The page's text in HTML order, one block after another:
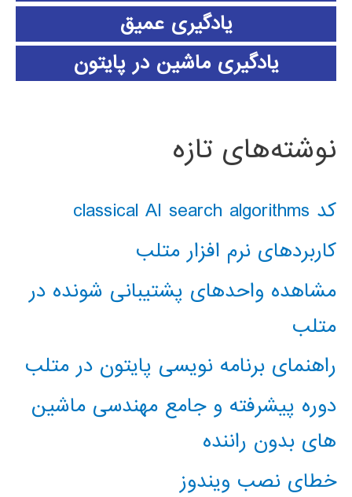
یادگیری عمیق
یادگیری ماشین در پایتون
نوشته‌های تازه
کد classical AI search algorithms
کاربردهای نرم افزار متلب
مشاهده واحدهای پشتیبانی شونده در
متلب
راهنمای برنامه نویسی پایتون در متلب
دوره پیشرفته و جامع مهندسی ماشین
های بدون راننده
خطای نصب ویندوز